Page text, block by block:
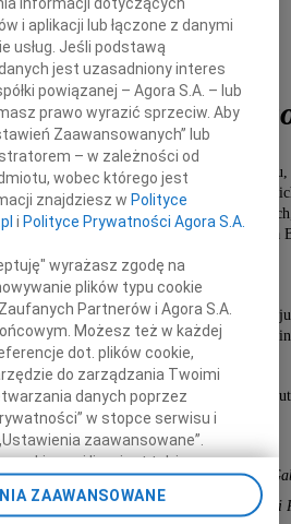
4 września 1929 roku w Poznaniu,
Marii z Czernickich i Władysława
właścicieli majątku Piaski na
Gimnazjum i Liceum Księży Marianów na
Msza Święta żałobna odbędzie się
dnia 2 kwietnia 2011 roku o godzinie 10.30
pw. św. Stanisława Kostki przy ul.
nastąpi wyjazd na cmentarz do grobu
w Czersku koło Góry Kalwarii.
zawiadamiają, pogrążeni w głębokim
żona Ania z córką Katarzyną i Łukaszem,
z mężem Filipem i ich córki Camille i
z mężem Bruno i ich dzieci Alexis, Stany i
i aplikacji lub łączone z danymi
usług. Jeśli podstawą
jest uzasadniony interes
powiązanej – Agora S.A. – lub
prawo wyrazić sprzeciw. Aby
Zaawansowanych” lub
– w zależności od
wobec którego jest
znajdziesz w Polityce
i Polityce Prywatności Agora S.A.
wyrażasz zgodę na
plików typu cookie
Partnerów i Agora S.A.
Możesz też w każdej
dot. plików cookie,
do zarządzania Twoimi
danych poprzez
w stopce serwisu i
zaawansowane”.
cookie możliwa jest także za
ZAAWANSOWANE